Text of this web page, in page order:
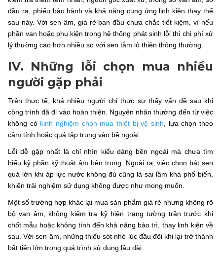
đầu ra, phiếu bảo hành và khả năng cung ứng linh kiện thay thế
sau này. Với sen âm, giá rẻ ban đầu chưa chắc tiết kiệm, vì nếu
phần van hoặc phụ kiện trong hệ thống phát sinh lỗi thì chi phí xử
lý thường cao hơn nhiều so với sen tắm lộ thiên thông thường.
IV. Những lỗi chọn mua nhiều
người gặp phải
Trên thực tế, khá nhiều người chỉ thực sự thấy vấn đề sau khi
công trình đã đi vào hoàn thiện. Nguyên nhân thường đến từ việc
không có kinh nghiệm chọn mua thiết bị vệ sinh, lựa chọn theo
cảm tính hoặc quá tập trung vào bề ngoài.
Lỗi dễ gặp nhất là chỉ nhìn kiểu dáng bên ngoài mà chưa tìm
hiểu kỹ phần kỹ thuật âm bên trong. Ngoài ra, việc chọn bát sen
quá lớn khi áp lực nước không đủ cũng là sai lầm khá phổ biến,
khiến trải nghiệm sử dụng không được như mong muốn.
Một số trường hợp khác lại mua sản phẩm giá rẻ nhưng không rõ
bộ van âm, không kiểm tra kỹ hiện trạng tường trần trước khi
chốt mẫu hoặc không tính đến khả năng bảo trì, thay linh kiện về
sau. Với sen âm, những thiếu sót nhỏ lúc đầu đôi khi lại trở thành
bất tiện lớn trong quá trình sử dụng lâu dài.